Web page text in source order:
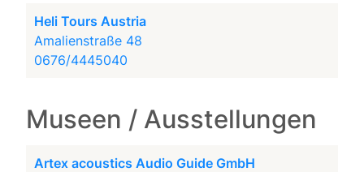
Heli Tours Austria
Amalienstraße 48
0676/4445040
Museen / Ausstellungen
Artex acoustics Audio Guide GmbH